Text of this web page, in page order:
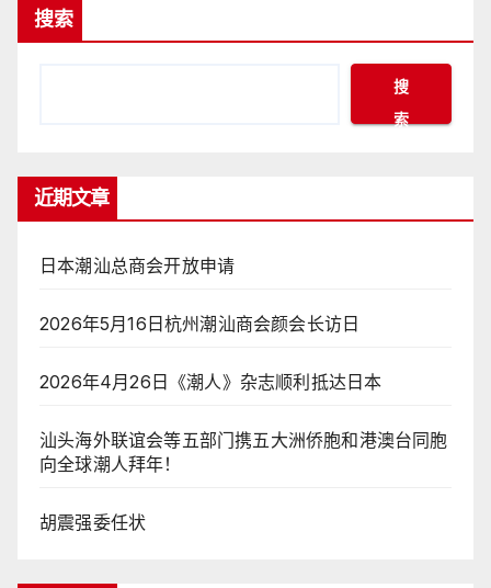
页
搜索
搜
索
近期文章
日本潮汕总商会开放申请
2026年5月16日杭州潮汕商会颜会长访日
2026年4月26日《潮人》杂志顺利抵达日本
汕头海外联谊会等五部门携五大洲侨胞和港澳台同胞
向全球潮人拜年！
胡震强委任状